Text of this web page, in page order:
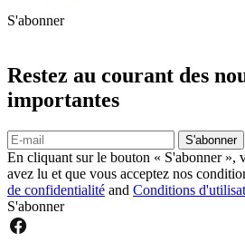
S'abonner
Restez au courant des
importantes
S'abonner
En cliquant sur le bouton « S'abonner »,
avez lu et que vous acceptez nos
de confidentialité and Conditions
S'abonner